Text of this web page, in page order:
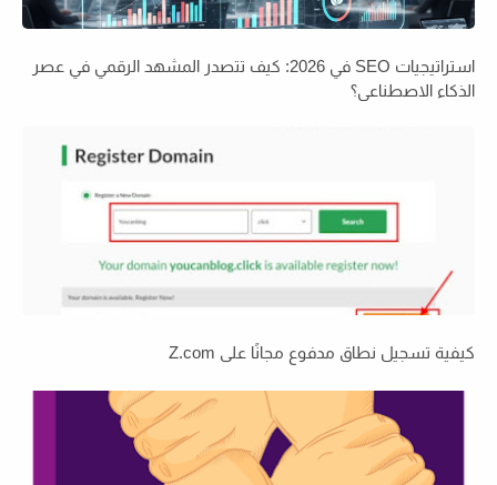
استراتيجيات SEO في 2026: كيف تتصدر المشهد الرقمي في عصر
الذكاء الاصطناعي؟
كيفية تسجيل نطاق مدفوع مجانًا على Z.com